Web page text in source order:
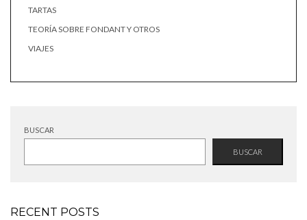
TARTAS
TEORÍA SOBRE FONDANT Y OTROS
VIAJES
BUSCAR
BUSCAR
RECENT POSTS